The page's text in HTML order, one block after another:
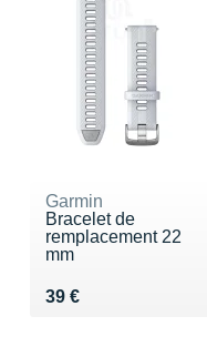
Garmin
Bracelet de
remplacement 22
mm
39 €
Vendu 39 €